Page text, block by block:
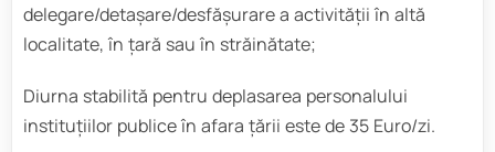
delegare/detaşare/desfăşurare a activității în altă
localitate, în ţară sau în străinătate;
Diurna stabilită pentru deplasarea personalului
instituțiilor publice în afara țării este de 35 Euro/zi.